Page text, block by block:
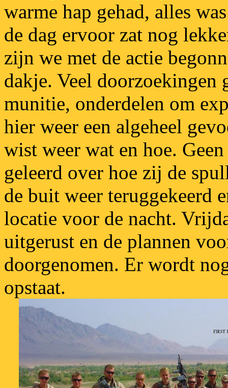
warme hap gehad, alles
de dag ervoor zat nog
zijn we met de actie
dakje. Veel doorzoekingen
munitie, onderdelen om
hier weer een algeheel
wist weer wat en hoe.
geleerd over hoe zij de
de buit weer teruggekeerd
locatie voor de nacht.
uitgerust en de plannen
doorgenomen. Er wordt
opstaat.